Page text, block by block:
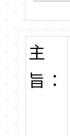
主
旨：